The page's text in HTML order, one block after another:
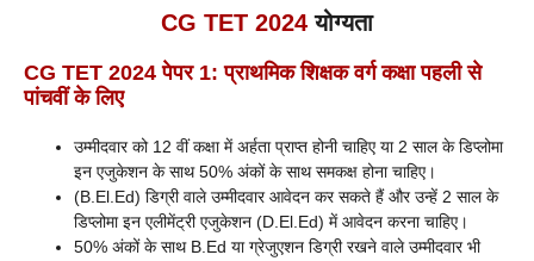
CG TET 2024 योग्यता
CG TET 2024 पेपर 1: प्राथमिक शिक्षक वर्ग कक्षा पहली से
पांचवीं के लिए
उम्मीदवार को 12 वीं कक्षा में अर्हता प्राप्त होनी चाहिए या 2 साल के डिप्लोमा
इन एजुकेशन के साथ 50% अंकों के साथ समकक्ष होना चाहिए।
(B.El.Ed) डिग्री वाले उम्मीदवार आवेदन कर सकते हैं और उन्हें 2 साल के
डिप्लोमा इन एलीमेंट्री एजुकेशन (D.El.Ed) में आवेदन करना चाहिए।
50% अंकों के साथ B.Ed या ग्रेजुएशन डिग्री रखने वाले उम्मीदवार भी